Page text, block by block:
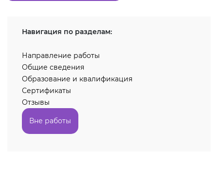
Навигация по разделам:
Направление работы
Общие сведения
Образование и квалификация
Сертификаты
Отзывы
Вне работы